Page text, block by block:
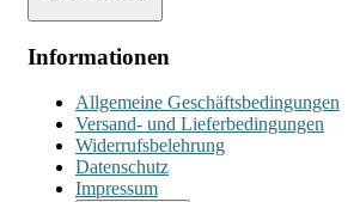
Informationen
Allgemeine Geschäftsbedingungen
Versand- und Lieferbedingungen
Widerrufsbelehrung
Datenschutz
Impressum